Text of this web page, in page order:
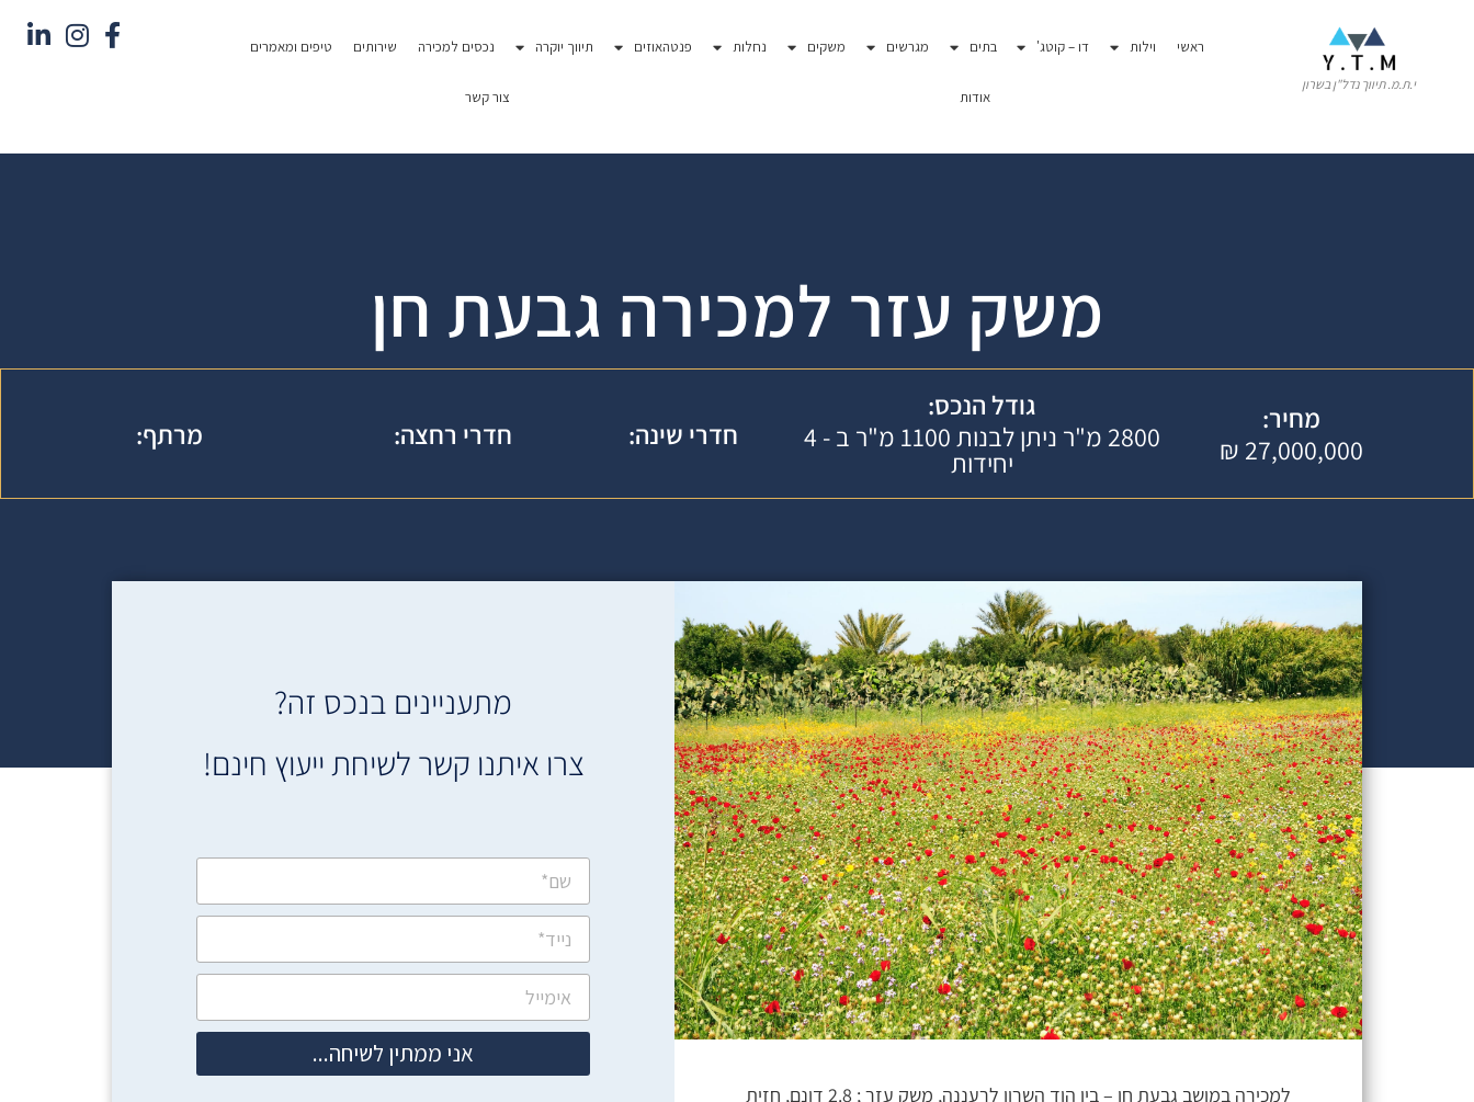
י.ת.מ. תיווך נדל"ן בשרון
ראשי וילות דו – קוטג' בתים מגרשים משקים נחלות פנטהאוזים תיווך יוקרה נכסים למכירה שירותים טיפים ומאמרים
אודות צור קשר
משק עזר למכירה גבעת חן
מחיר:
27,000,000 ₪
גודל הנכס:
2800 מ"ר ניתן לבנות 1100 מ"ר ב - 4
יחידות
חדרי שינה: חדרי רחצה: מרתף:
למכירה במושב גבעת חן – בין הוד השרון לרעננה, משק עזר ; 2.8 דונם, חזית
מתעניינים בנכס זה?
צרו איתנו קשר לשיחת ייעוץ חינם!
אני ממתין לשיחה...